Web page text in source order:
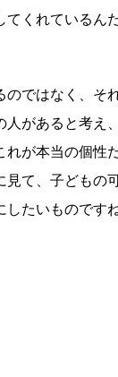
てくれているん
のではなく、そ
人があると考え
れが本当の個性
見て、子どもの
たいものですね